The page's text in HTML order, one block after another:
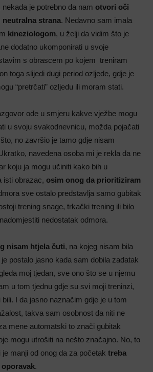
je potrebno da nam otvori oči
neutralna strana. Nedavno sam imala
kineziologom, u želji da vidim što je
dodatno ukomponirati u svoje
s obrascem po kojem treniram
toga slijedi dugi period ozljede, gdje je
“pretrčati” ozljedu ili moram stati.
ode u smjeru kakve vježbe mogu
u svoju svakodnevnicu, možda pojačati
no završio je tamo gdje nisam
navedena osoba mi je rekla da ne
koju ja mogu učiniti kako bih u
isti obrazac, osim onog da prioritiziram
sve ostalo predstavlja samo gubitak
trening snage, trkački trening ili bilo
nedostatak odmora.
nisam htjela čuti, na kojeg nisam bila
postalo jasno kada sam dobila zadatak
moj tjedan, sve ono što se u njemu
u tom tjednu gdje su svi moji treninzi,
I da jasno naznačim gdje je u tom
takva sam osobnost da niti ne
mene automatski to znači gubitak
mogu utrošiti na nešto značajno. No, to
manji od onog da za početak treba
.